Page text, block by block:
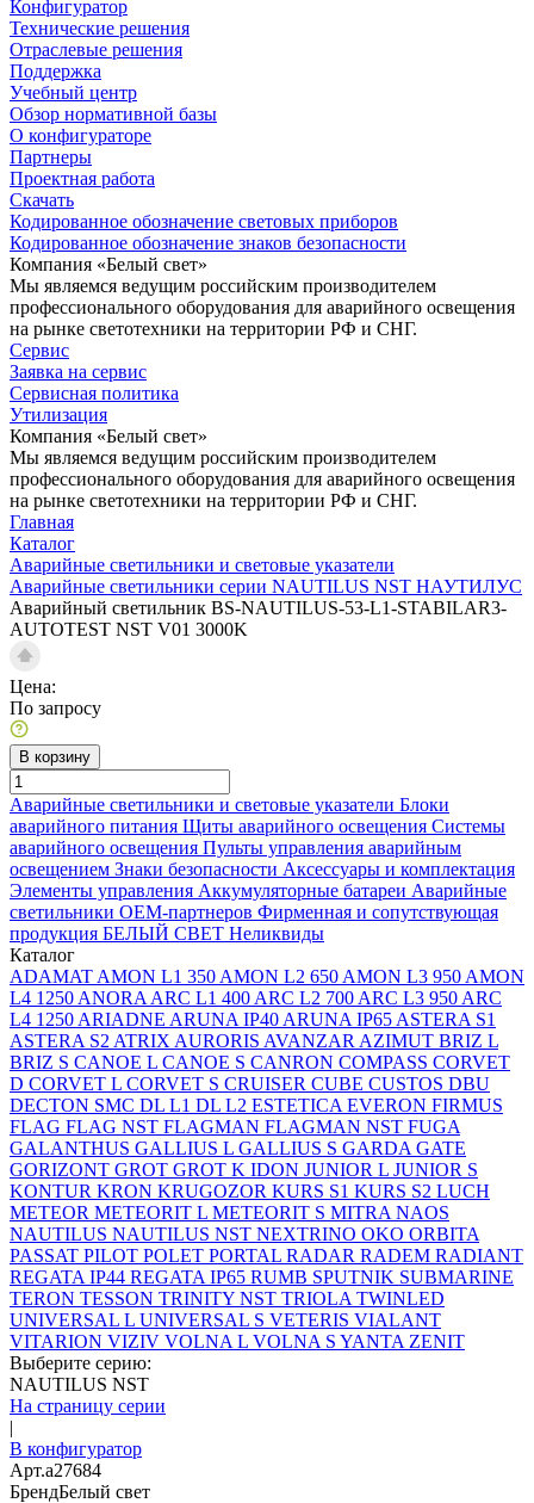
Конфигуратор
Технические решения
Отраслевые решения
Поддержка
Учебный центр
Обзор нормативной базы
О конфигураторе
Партнеры
Проектная работа
Скачать
Кодированное обозначение световых приборов
Кодированное обозначение знаков безопасности
Компания «Белый свет»
Мы являемся ведущим российским производителем
профессионального оборудования для аварийного освещения
на рынке светотехники на территории РФ и СНГ.
Сервис
Заявка на сервис
Сервисная политика
Утилизация
Компания «Белый свет»
Мы являемся ведущим российским производителем
профессионального оборудования для аварийного освещения
на рынке светотехники на территории РФ и СНГ.
Главная
Каталог
Аварийные светильники и световые указатели
Аварийные светильники серии NAUTILUS NST НАУТИЛУС
Аварийный светильник BS-NAUTILUS-53-L1-STABILAR3-
AUTOTEST NST V01 3000K
Цена:
По запросу
В корзину
Аварийные светильники и световые указатели Блоки
аварийного питания Щиты аварийного освещения Системы
аварийного освещения Пульты управления аварийным
освещением Знаки безопасности Аксессуары и комплектация
Элементы управления Аккумуляторные батареи Аварийные
светильники ОЕМ-партнеров Фирменная и сопутствующая
продукция БЕЛЫЙ СВЕТ Неликвиды
Каталог
ADAMAT AMON L1 350 AMON L2 650 AMON L3 950 AMON
L4 1250 ANORA ARC L1 400 ARC L2 700 ARC L3 950 ARC
L4 1250 ARIADNE ARUNA IP40 ARUNA IP65 ASTERA S1
ASTERA S2 ATRIX AURORIS AVANZAR AZIMUT BRIZ L
BRIZ S CANOE L CANOE S CANRON COMPASS CORVET
D CORVET L CORVET S CRUISER CUBE CUSTOS DBU
DECTON SMC DL L1 DL L2 ESTETICA EVERON FIRMUS
FLAG FLAG NST FLAGMAN FLAGMAN NST FUGA
GALANTHUS GALLIUS L GALLIUS S GARDA GATE
GORIZONT GROT GROT K IDON JUNIOR L JUNIOR S
KONTUR KRON KRUGOZOR KURS S1 KURS S2 LUCH
METEOR METEORIT L METEORIT S MITRA NAOS
NAUTILUS NAUTILUS NST NEXTRINO OKO ORBITA
PASSAT PILOT POLET PORTAL RADAR RADEM RADIANT
REGATA IP44 REGATA IP65 RUMB SPUTNIK SUBMARINE
TERON TESSON TRINITY NST TRIOLA TWINLED
UNIVERSAL L UNIVERSAL S VETERIS VIALANT
VITARION VIZIV VOLNA L VOLNA S YANTA ZENIT
Выберите серию:
NAUTILUS NST
На страницу серии
|
В конфигуратор
Арт.a27684
БрендБелый свет